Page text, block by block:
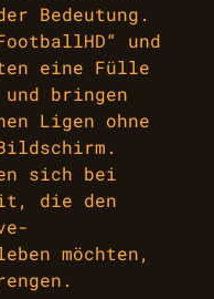
Bedeutung.
und
eine Fülle
bringen
Ligen ohne
sich bei
die den
möchten,